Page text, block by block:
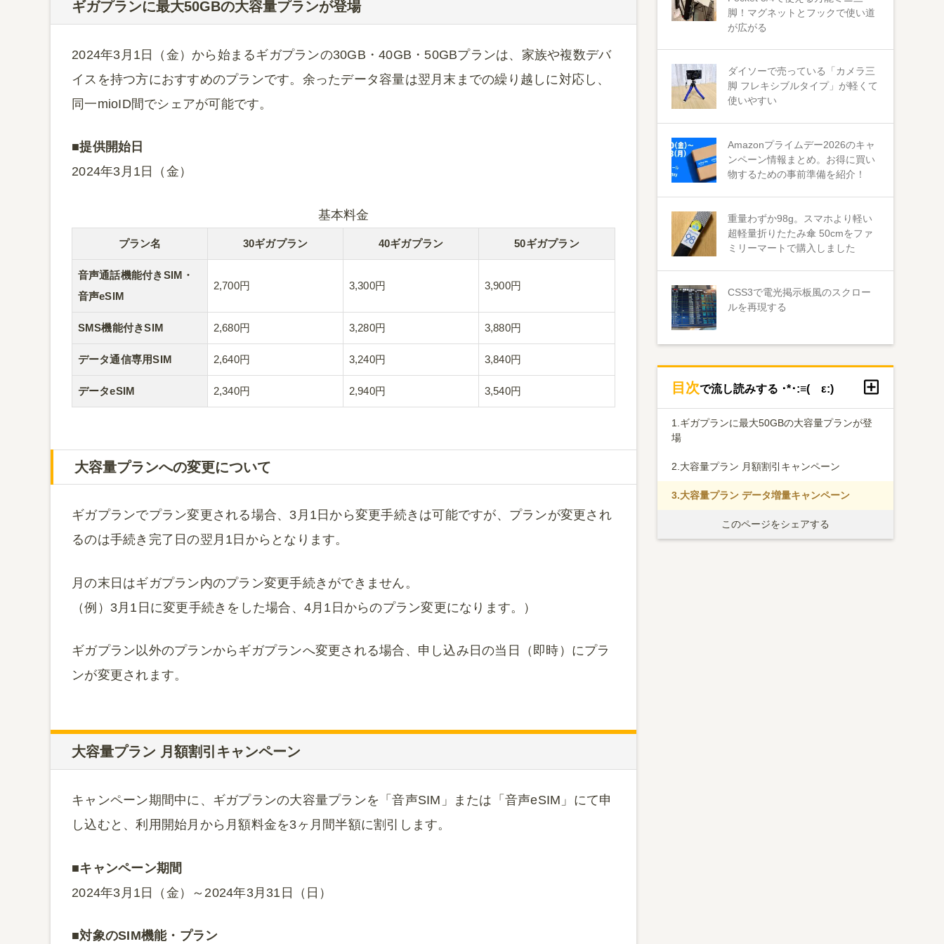
ギガプランに最大50GBの大容量プランが登場
2024年3月1日（金）から始まるギガプランの30GB・40GB・50GBプランは、家族や複数デバ
イスを持つ方におすすめのプランです。余ったデータ容量は翌月末までの繰り越しに対応し、
同一mioID間でシェアが可能です。
■提供開始日
2024年3月1日（金）
基本料金
プラン名 30ギガプラン 40ギガプラン 50ギガプラン
音声通話機能付きSIM・
音声eSIM
2,700円 3,300円 3,900円
SMS機能付きSIM 2,680円 3,280円 3,880円
データ通信専用SIM 2,640円 3,240円 3,840円
データeSIM 2,340円 2,940円 3,540円
大容量プランへの変更について
ギガプランでプラン変更される場合、3月1日から変更手続きは可能ですが、プランが変更され
るのは手続き完了日の翌月1日からとなります。
月の末日はギガプラン内のプラン変更手続きができません。
（例）3月1日に変更手続きをした場合、4月1日からのプラン変更になります。）
ギガプラン以外のプランからギガプランへ変更される場合、申し込み日の当日（即時）にプラ
ンが変更されます。
大容量プラン 月額割引キャンペーン
キャンペーン期間中に、ギガプランの大容量プランを「音声SIM」または「音声eSIM」にて申
し込むと、利用開始月から月額料金を3ヶ月間半額に割引します。
■キャンペーン期間
2024年3月1日（金）～2024年3月31日（日）
■対象のSIM機能・プラン
脚！マグネットとフックで使い道
が広がる
ダイソーで売っている「カメラ三
脚 フレキシブルタイプ」が軽くて
使いやすい
Amazonプライムデー2026のキャ
ンペーン情報まとめ。お得に買い
物するための事前準備を紹介！
重量わずか98g。スマホより軽い
超軽量折りたたみ傘 50cmをファ
ミリーマートで購入しました
CSS3で電光掲示板風のスクロー
ルを再現する
目次で流し読みする ･*･:≡( ε:)
1. ギガプランに最大50GBの大容量プランが登
場
2. 大容量プラン 月額割引キャンペーン
3.大容量プラン データ増量キャンペーン
このページをシェアする